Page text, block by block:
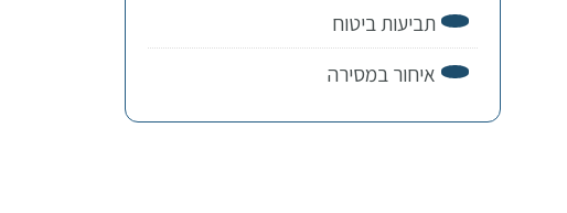
תביעות ביטוח
איחור במסירה